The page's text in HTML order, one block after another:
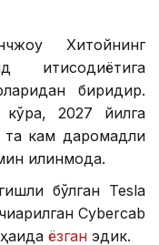
Хитойнинг
иқтисодиётига
биридир.
кўра, 2027 йилга
та кам даромадли
қилинмоқда.
бўлган Tesla
Cybercab
ёзган эдик.